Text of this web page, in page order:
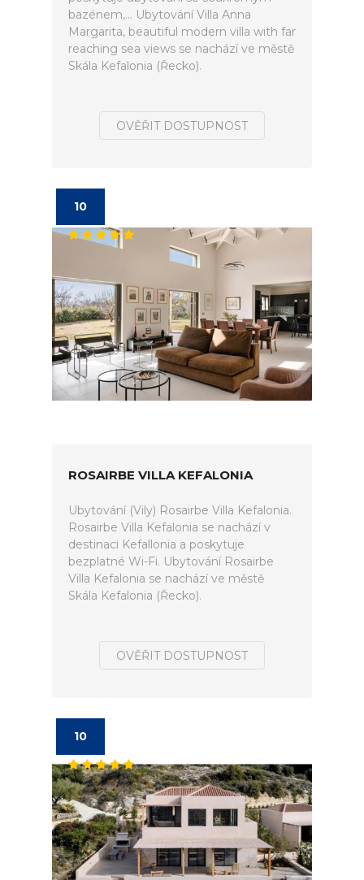
bazénem,... Ubytování Villa Anna
Margarita, beautiful modern villa with far
reaching sea views se nachází ve městě
Skála Kefalonia (Řecko).
OVĚŘIT DOSTUPNOST
10
ROSAIRBE VILLA KEFALONIA
Ubytování (Vily) Rosairbe Villa Kefalonia.
Rosairbe Villa Kefalonia se nachází v
destinaci Kefallonia a poskytuje
bezplatné Wi-Fi. Ubytování Rosairbe
Villa Kefalonia se nachází ve městě
Skála Kefalonia (Řecko).
OVĚŘIT DOSTUPNOST
10